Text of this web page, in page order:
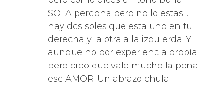
SOLA perdona pero no lo estas…
hay dos soles que esta uno en tu
derecha y la otra a la izquierda. Y
aunque no por experiencia propia
pero creo que vale mucho la pena
ese AMOR. Un abrazo chula